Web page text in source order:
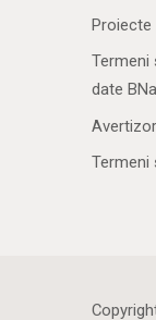
Proiecte
Termeni
date
Termeni